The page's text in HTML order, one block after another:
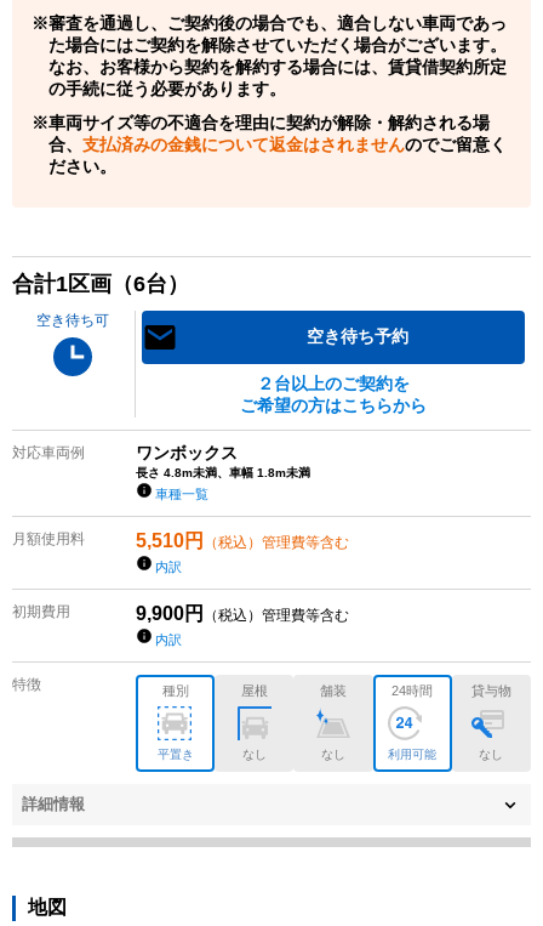
審査を通過し、ご契約後の場合でも、適合しない車両であっ
た場合にはご契約を解除させていただく場合がございます。
なお、お客様から契約を解約する場合には、賃貸借契約所定
の手続に従う必要があります。
車両サイズ等の不適合を理由に契約が解除・解約される場
合、 支払済みの金銭について返金はされませんのでご留意く
ださい。
合計1区画（6台）
空き待ち可
空き待ち予約
２台以上のご契約を
ご希望の方はこちらから
対応車両例 ワンボックス
長さ 4.8m未満、車幅 1.8m未満
車種一覧
月額使用料 5,510円 （税込）管理費等含む
内訳
初期費用 9,900円 （税込）管理費等含む
内訳
特徴 種別
平置き
屋根
なし
舗装
なし
24時間
利用可能
貸与物
なし
詳細情報
地図